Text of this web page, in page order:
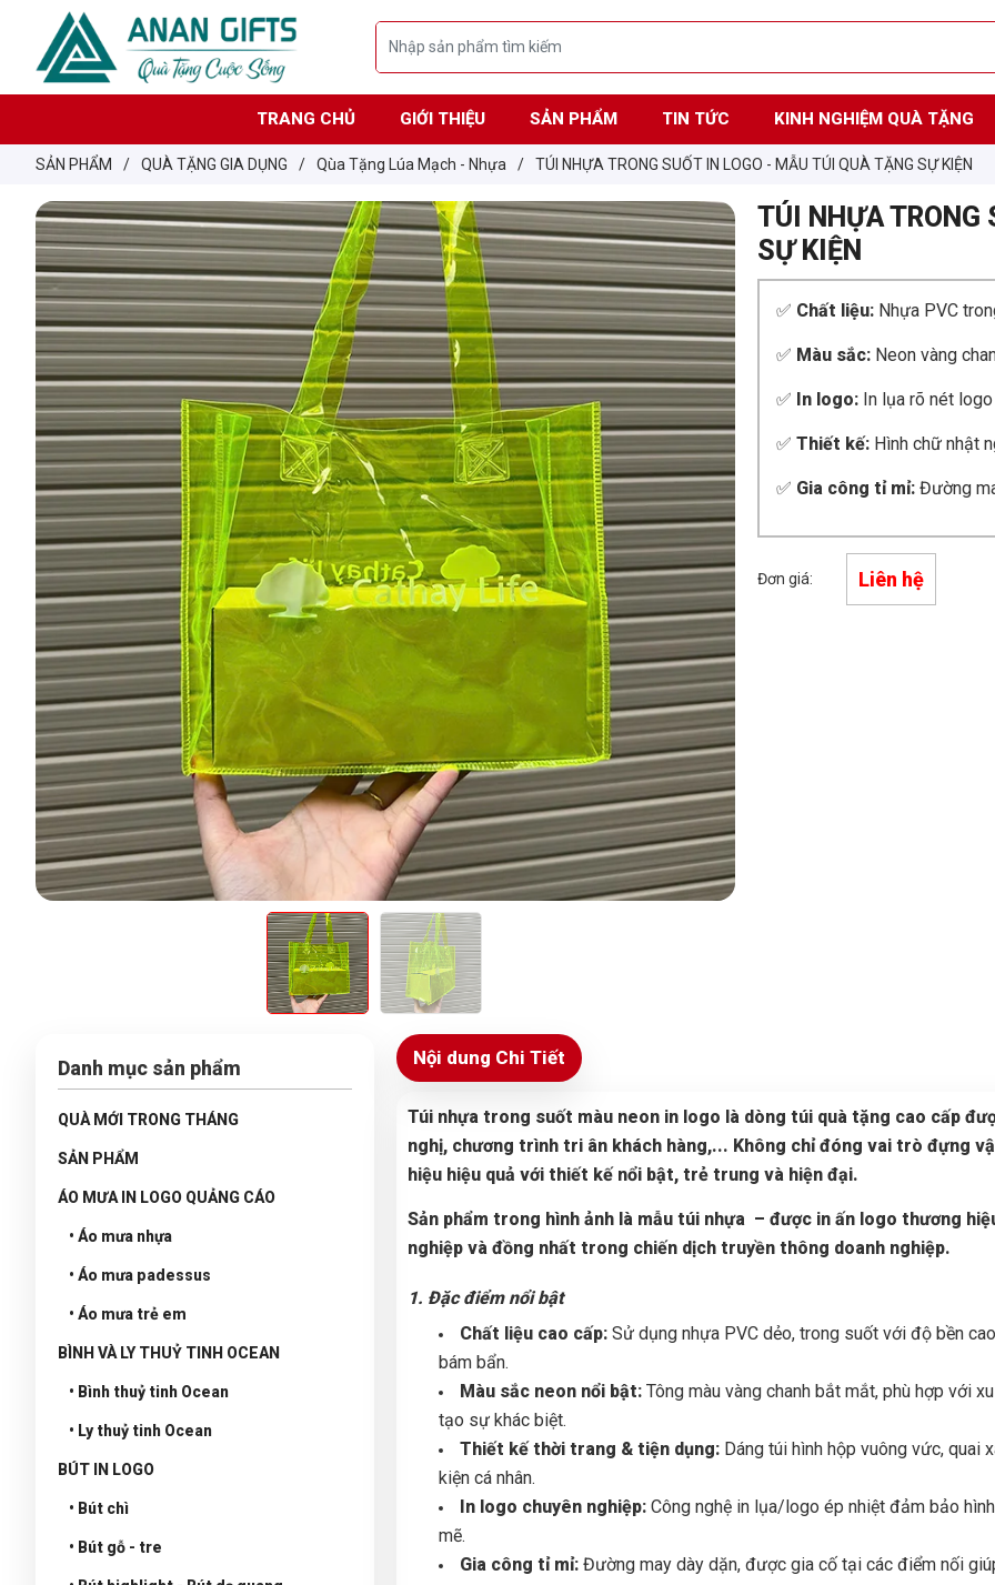
TRANG CHỦ GIỚI THIỆU SẢN PHẨM TIN TỨC KINH NGHIỆM QUÀ TẶNG
SẢN PHẨM / QUÀ TẶNG GIA DỤNG / Qùa Tặng Lúa Mạch - Nhựa / TÚI NHỰA TRONG SUỐT IN LOGO - MẪU TÚI QUÀ TẶNG SỰ KIỆN
TÚI NHỰA TRONG
SỰ KIỆN
✅ Chất liệu:Nhựa PVC
✅ Màu sắc:Neon vàng
✅ In logo:In lụa rõ nét logo
✅ Thiết kế:Hình chữ nhật
✅ Gia công tỉ mỉ:Đường
Đơn giá: Liên hệ
Danh mục sản phẩm
QUÀ MỚI TRONG THÁNG
SẢN PHẨM
ÁO MƯA IN LOGO QUẢNG CÁO
• Áo mưa nhựa
• Áo mưa padessus
• Áo mưa trẻ em
BÌNH VÀ LY THUỶ TINH OCEAN
• Bình thuỷ tinh Ocean
• Ly thuỷ tinh Ocean
BÚT IN LOGO
• Bút chì
• Bút gỗ - tre
Nội dung Chi Tiết
Túi nhựa trong suốt màu neon in logo là dòng túi quà tặng cao cấp
nghị, chương trình tri ân khách hàng,... Không chỉ đóng vai trò đựng
hiệu hiệu quả với thiết kế nổi bật, trẻ trung và hiện đại.
Sản phẩm trong hình ảnh là mẫu túi nhựa – được in ấn logo thương
nghiệp và đồng nhất trong chiến dịch truyền thông doanh nghiệp.
1. Đặc điểm nổi bật
Chất liệu cao cấp: Sử dụng nhựa PVC dẻo, trong suốt với độ bền
bám bẩn.
Màu sắc neon nổi bật: Tông màu vàng chanh bắt mắt, phù hợp với
tạo sự khác biệt.
Thiết kế thời trang & tiện dụng: Dáng túi hình hộp vuông vức, quai
kiện cá nhân.
In logo chuyên nghiệp: Công nghệ in lụa/logo ép nhiệt đảm bảo
mẽ.
Gia công tỉ mỉ: Đường may dày dặn, được gia cố tại các điểm nối